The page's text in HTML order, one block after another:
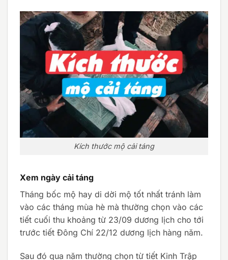
Kích thước mộ cải táng
Xem ngày cải táng
Tháng bốc mộ hay di dời mộ tốt nhất tránh làm
vào các tháng mùa hè mà thường chọn vào các
tiết cuối thu khoảng từ 23/09 dương lịch cho tới
trước tiết Đông Chí 22/12 dương lịch hàng năm.
Sau đó qua năm thường chọn từ tiết Kinh Trập